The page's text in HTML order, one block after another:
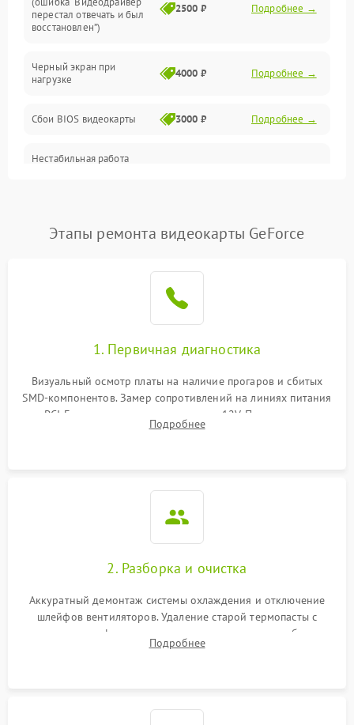
Интерфейсные и коммуникационные проблемы
Электропитание
ПО
Электронные компоненты
Общие поломки
Механические повреждения
перестал отвечать и был
восстановлен”)
2500 ₽ Подробнее →
Черный экран при
нагрузке
4000 ₽ Подробнее →
Сбои BIOS видеокарты 3000 ₽ Подробнее →
Нестабильная работа
Этапы ремонта видеокарты GeForce
1. Первичная диагностика
Визуальный осмотр платы на наличие прогаров и сбитых
SMD-компонентов. Замер сопротивлений на линиях питания
PCI-E и дополнительных разъемах 12V. Проверка на
короткое замыкание основных дросселей питания GPU и
Подробнее
2. Разборка и очистка
Аккуратный демонтаж системы охлаждения и отключение
шлейфов вентиляторов. Удаление старой термопасты с
кристалла графического чипа и термопрокладок с банок
памяти и зоны VRM. Очистка платы от пыли и окислов.
Подробнее